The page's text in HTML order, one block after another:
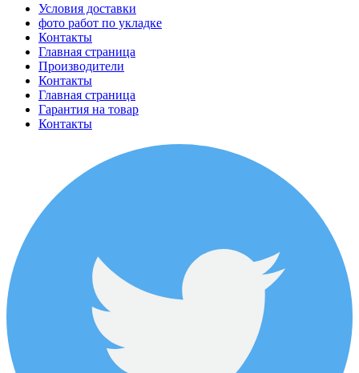
Условия доставки
фото работ по укладке
Контакты
Главная страница
Производители
Контакты
Главная страница
Гарантия на товар
Контакты